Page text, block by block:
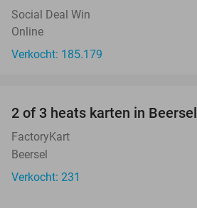
Social Deal Win
Online
Verkocht: 185.179
2 of 3 heats karten in Beersel
FactoryKart
Beersel
Verkocht: 231